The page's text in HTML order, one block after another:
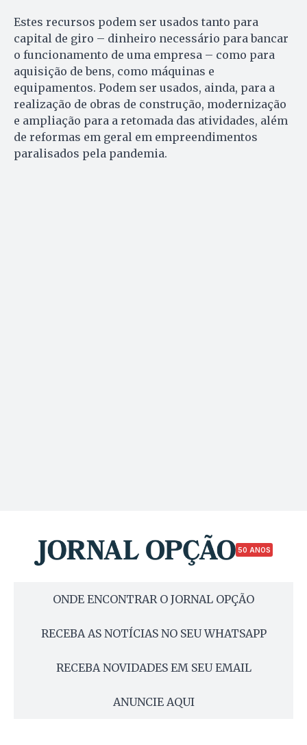
Estes recursos podem ser usados tanto para
capital de giro – dinheiro necessário para bancar
o funcionamento de uma empresa – como para
aquisição de bens, como máquinas e
equipamentos. Podem ser usados, ainda, para a
realização de obras de construção, modernização
e ampliação para a retomada das atividades, além
de reformas em geral em empreendimentos
paralisados pela pandemia.
50 ANOS
ONDE ENCONTRAR O JORNAL OPÇÃO
RECEBA AS NOTÍCIAS NO SEU WHATSAPP
RECEBA NOVIDADES EM SEU EMAIL
ANUNCIE AQUI